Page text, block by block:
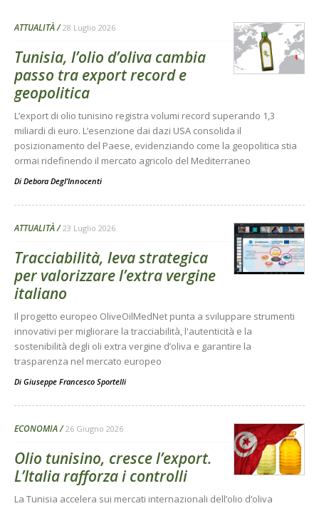
ATTUALITÀ 28 Luglio 2026
Tunisia, l’olio d’oliva cambia
passo tra export record e
geopolitica
L’export di olio tunisino registra volumi record superando 1,3
miliardi di euro. L’esenzione dai dazi USA consolida il
posizionamento del Paese, evidenziando come la geopolitica stia
ormai ridefinendo il mercato agricolo del Mediterraneo
Di Debora Degl’Innocenti
ATTUALITÀ 23 Luglio 2026
Tracciabilità, leva strategica
per valorizzare l’extra vergine
italiano
Il progetto europeo OliveOilMedNet punta a sviluppare strumenti
innovativi per migliorare la tracciabilità, l'autenticità e la
sostenibilità degli oli extra vergine d’oliva e garantire la
trasparenza nel mercato europeo
Di Giuseppe Francesco Sportelli
ECONOMIA 26 Giugno 2026
Olio tunisino, cresce l’export.
L’Italia rafforza i controlli
La Tunisia accelera sui mercati internazionali dell’olio d’oliva